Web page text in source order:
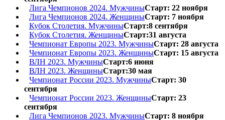
Лига Чемпионов 2024. МужчиныСтарт: 22 ноября
Лига Чемпионов 2024. ЖенщиныСтарт: 7 ноября
Кубок Столетия. МужчиныСтарт:8 сентября
Кубок Столетия. ЖенщиныСтарт:31 августа
Чемпионат Европы 2023. МужчиныСтарт: 28 августа
Чемпионат Европы 2023. ЖенщиныСтарт: 15 августа
ВЛН 2023. МужчиныСтарт:6 июня
ВЛН 2023. ЖенщиныСтарт:30 мая
Чемпионат России 2023. МужчиныСтарт: 30
сентября
Чемпионат России 2023. ЖенщиныСтарт: 23
сентября
Лига Чемпионов 2023. МужчиныСтарт: 8 ноября